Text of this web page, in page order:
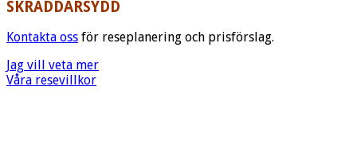
SKRÄDDARSYDD
Kontakta oss för reseplanering och prisförslag.
Jag vill veta mer
Våra resevillkor